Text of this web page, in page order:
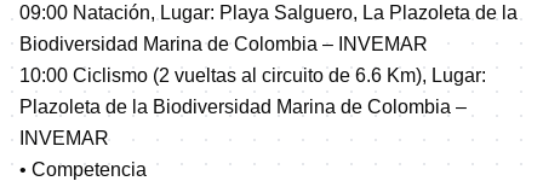
09:00 Natación, Lugar: Playa Salguero, La Plazoleta de la
Biodiversidad Marina de Colombia – INVEMAR
10:00 Ciclismo (2 vueltas al circuito de 6.6 Km), Lugar:
Plazoleta de la Biodiversidad Marina de Colombia –
INVEMAR
• Competencia